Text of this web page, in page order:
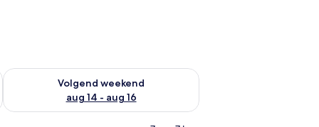
weekend aug 7 - aug 9
Volgend weekend
aug 14 - aug 16
De beschikbaarheid controleren voor volgend weekend aug